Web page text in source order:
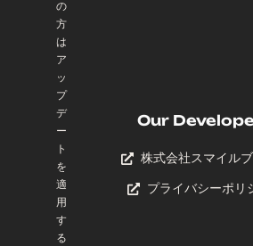
の
方
は
ア
ッ
プ
デ
ー
ト
を
適
用
す
る
Our
株式会社スマイル
プライバシーポリ